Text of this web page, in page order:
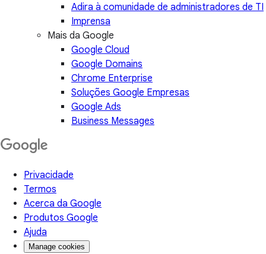
Adira à comunidade de administradores de TI
Imprensa
Mais da Google
Google Cloud
Google Domains
Chrome Enterprise
Soluções Google Empresas
Google Ads
Business Messages
Privacidade
Termos
Acerca da Google
Produtos Google
Ajuda
Manage cookies